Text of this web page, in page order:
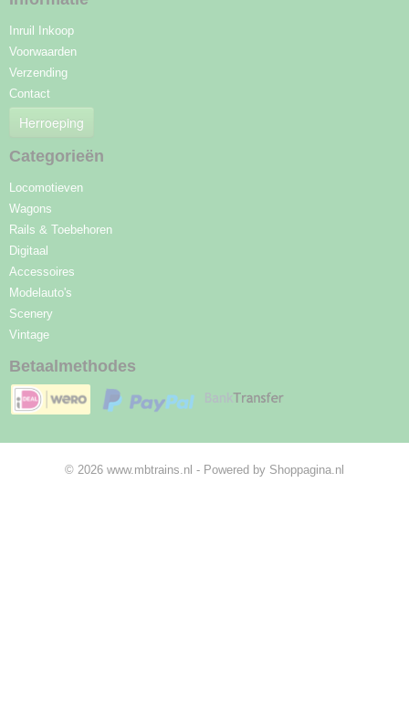
Inruil Inkoop
Voorwaarden
Verzending
Contact
Herroeping
Categorieën
Locomotieven
Wagons
Rails & Toebehoren
Digitaal
Accessoires
Modelauto's
Scenery
Vintage
Betaalmethodes
© 2026 www.mbtrains.nl - Powered by Shoppagina.nl